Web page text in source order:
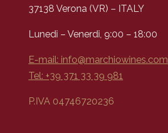
37138 Verona (VR) – ITALY
Lunedi – Venerdi, 9:00 – 18:00
E-mail: info@marchiowines.com
Tel: +39 371 33 39 981
P.IVA 04746720236